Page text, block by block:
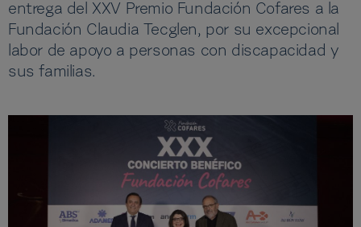
entrega del XXV Premio Fundación Cofares a la
Fundación Claudia Tecglen, por su excepcional
labor de apoyo a personas con discapacidad y
sus familias.